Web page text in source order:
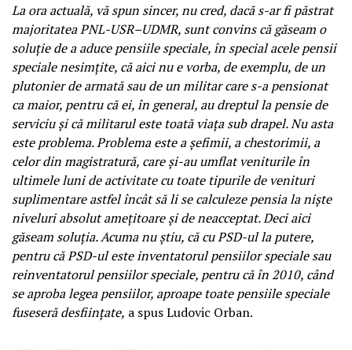
La ora actuală, vă spun sincer, nu cred, dacă s-ar fi păstrat
majoritatea PNL-USR–UDMR, sunt convins că găseam o
soluţie de a aduce pensiile speciale, în special acele pensii
speciale nesimţite, că aici nu e vorba, de exemplu, de un
plutonier de armată sau de un militar care s-a pensionat
ca maior, pentru că ei, în general, au dreptul la pensie de
serviciu şi că militarul este toată viaţa sub drapel. Nu asta
este problema. Problema este a şefimii, a chestorimii, a
celor din magistratură, care şi-au umflat veniturile în
ultimele luni de activitate cu toate tipurile de venituri
suplimentare astfel încât să li se calculeze pensia la nişte
niveluri absolut ameţitoare şi de neacceptat. Deci aici
găseam soluţia. Acuma nu ştiu, că cu PSD-ul la putere,
pentru că PSD-ul este inventatorul pensiilor speciale sau
reinventatorul pensiilor speciale, pentru că în 2010, când
se aproba legea pensiilor, aproape toate pensiile speciale
fuseseră desfiinţate, a spus Ludovic Orban.